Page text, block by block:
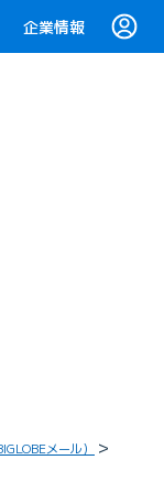
企業情報
メール）